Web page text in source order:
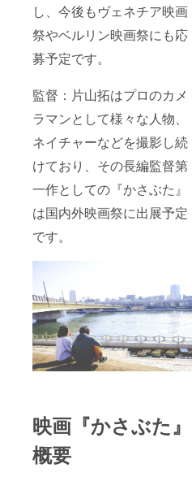
し、今後もヴェネチア映画
祭やベルリン映画祭にも応
募予定です。
監督：片山拓はプロのカメ
ラマンとして様々な人物、
ネイチャーなどを撮影し続
けており、その長編監督第
一作としての『かさぶた』
は国内外映画祭に出展予定
です。
映画『かさぶた』
概要